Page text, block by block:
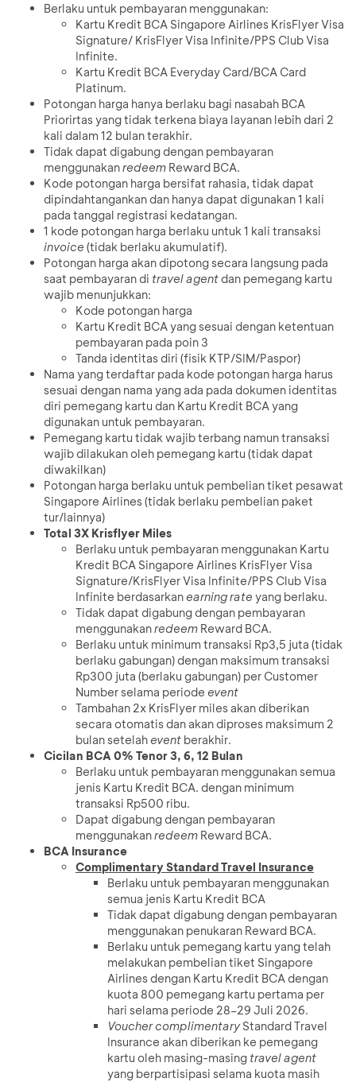
Berlaku untuk pembayaran menggunakan:
Kartu Kredit BCA Singapore Airlines KrisFlyer Visa
Signature/ KrisFlyer Visa Infinite/PPS Club Visa
Infinite.
Kartu Kredit BCA Everyday Card/BCA Card
Platinum.
Potongan harga hanya berlaku bagi nasabah BCA
Priorirtas yang tidak terkena biaya layanan lebih dari 2
kali dalam 12 bulan terakhir.
Tidak dapat digabung dengan pembayaran
menggunakanredeem Reward BCA.
Kode potongan harga bersifat rahasia, tidak dapat
dipindahtangankan dan hanya dapat digunakan 1 kali
pada tanggal registrasi kedatangan.
1 kode potongan harga berlaku untuk 1 kali transaksi
invoice (tidak berlaku akumulatif).
Potongan harga akan dipotong secara langsung pada
saat pembayaran di travel agent dan pemegang kartu
wajib menunjukkan:
Kode potongan harga
Kartu Kredit BCA yang sesuai dengan ketentuan
pembayaran pada poin 3
Tanda identitas diri (fisik KTP/SIM/Paspor)
Nama yang terdaftar pada kode potongan harga harus
sesuai dengan nama yang ada pada dokumen identitas
diri pemegang kartu dan Kartu Kredit BCA yang
digunakan untuk pembayaran.
Pemegang kartu tidak wajib terbang namun transaksi
wajib dilakukan oleh pemegang kartu (tidak dapat
diwakilkan)
Potongan harga berlaku untuk pembelian tiket pesawat
Singapore Airlines (tidak berlaku pembelian paket
tur/lainnya)
Total 3X Krisflyer Miles
Berlaku untuk pembayaran menggunakan Kartu
Kredit BCA Singapore Airlines KrisFlyer Visa
Signature/KrisFlyer Visa Infinite/PPS Club Visa
Infinite berdasarkanearning rate yang berlaku.
Tidak dapat digabung dengan pembayaran
menggunakanredeem Reward BCA.
Berlaku untuk minimum transaksi Rp3,5 juta (tidak
berlaku gabungan) dengan maksimum transaksi
Rp300 juta (berlaku gabungan) per Customer
Number selama periode event
Tambahan 2x KrisFlyer miles akan diberikan
secara otomatis dan akan diproses maksimum 2
bulan setelahevent berakhir.
Cicilan BCA 0% Tenor 3, 6, 12 Bulan
Berlaku untuk pembayaran menggunakan semua
jenis Kartu Kredit BCA. dengan minimum
transaksi Rp500 ribu.
Dapat digabung dengan pembayaran
menggunakanredeem Reward BCA.
BCA Insurance
Complimentary Standard Travel Insurance
Berlaku untuk pembayaran menggunakan
semua jenis Kartu Kredit BCA
Tidak dapat digabung dengan pembayaran
menggunakan penukaran Reward BCA.
Berlaku untuk pemegang kartu yang telah
melakukan pembelian tiket Singapore
Airlines dengan Kartu Kredit BCA dengan
kuota 800 pemegang kartu pertama per
hari selama periode 28–29 Juli 2026.
Voucher complimentaryStandard Travel
Insurance akan diberikan ke pemegang
kartu oleh masing-masing travel agent
yang berpartisipasi selama kuota masih